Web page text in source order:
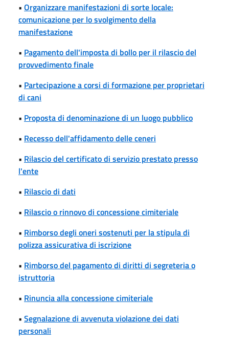
• Organizzare manifestazioni di sorte locale:
comunicazione per lo svolgimento della
manifestazione
• Pagamento dell'imposta di bollo per il rilascio del
provvedimento finale
• Partecipazione a corsi di formazione per proprietari
di cani
• Proposta di denominazione di un luogo pubblico
• Recesso dell'affidamento delle ceneri
• Rilascio del certificato di servizio prestato presso
l'ente
• Rilascio di dati
• Rilascio o rinnovo di concessione cimiteriale
• Rimborso degli oneri sostenuti per la stipula di
polizza assicurativa di iscrizione
• Rimborso del pagamento di diritti di segreteria o
istruttoria
• Rinuncia alla concessione cimiteriale
• Segnalazione di avvenuta violazione dei dati
personali